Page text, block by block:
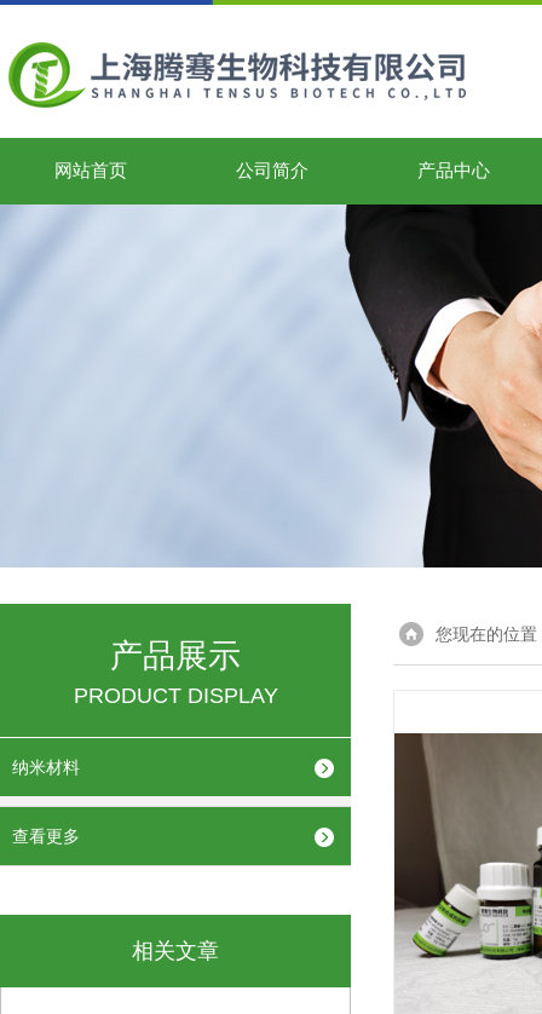
网站首页 公司简介 产品中心
产品展示
PRODUCT DISPLAY
纳米材料
查看更多
相关文章
您现在的位置